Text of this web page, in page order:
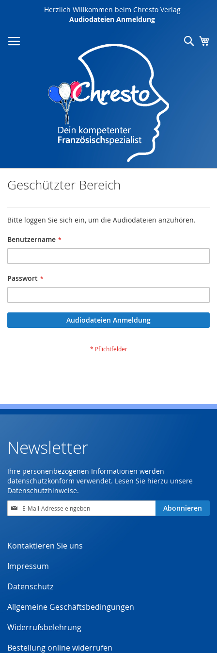
Herzlich Willkommen beim Chresto Verlag
Audiodateien Anmeldung
Geschützter Bereich
Bitte loggen Sie sich ein, um die Audiodateien anzuhören.
Benutzername
Passwort
Audiodateien Anmeldung
Newsletter
Ihre personenbezogenen Informationen werden
datenschutzkonform verwendet. Lesen Sie hierzu unsere
Datenschutzhinweise.
Anmeldung
zum
Abonnieren
Kontaktieren Sie uns
Impressum
Datenschutz
Allgemeine Geschäftsbedingungen
Widerrufsbelehrung
Bestellung online widerrufen